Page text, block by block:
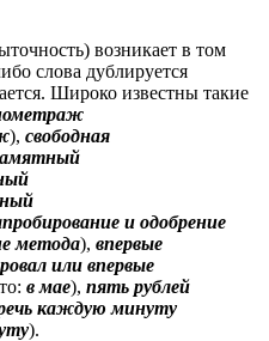
возникает в том
слова дублируется
Широко известны такие
), свободная
и одобрение
метода), впервые
или впервые
в мае), пять рублей
каждую минуту
).